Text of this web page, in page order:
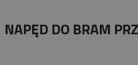
NAPĘD DO BRAM